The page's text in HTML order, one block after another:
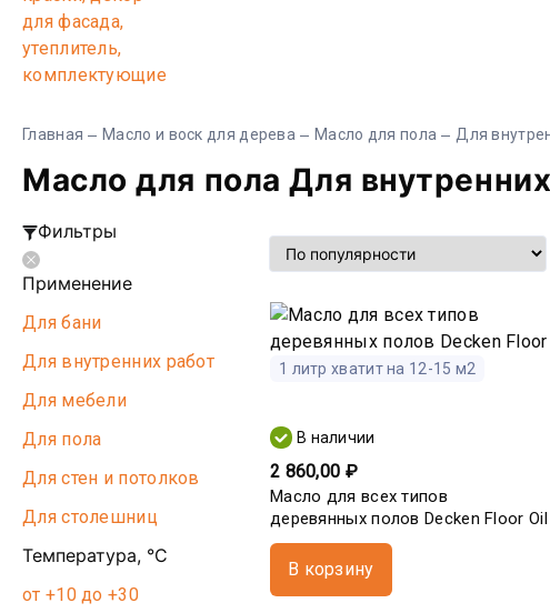
Главная Масло и воск для дерева Масло для пола Для
Масло для пола Для
Фильтры
Применение
Для бани
Для внутренних работ
Для мебели
Для пола
Для стен и потолков
Для столешниц
Температура, °С
от +10 до +30
1 литр хватит на 12-15 м2
В наличии
2 860,00 ₽
Масло для всех типов
деревянных полов Decken Floor Oil
В корзину